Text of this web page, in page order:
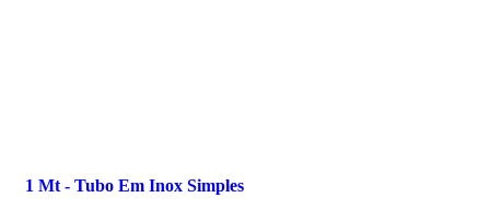
1 Mt - Tubo Em Inox Simples